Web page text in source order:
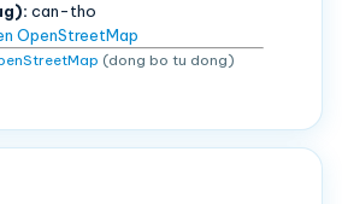
can-tho
OpenStreetMap
(dong bo tu dong)